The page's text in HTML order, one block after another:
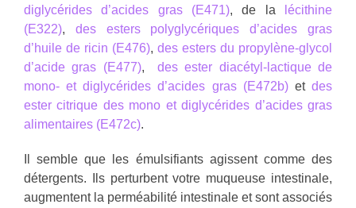
diglycérides d’acides gras (E471), de la
lécithine
(E322), des esters polyglycériques d’acides gras
d’huile de ricin (E476), des esters du propylène-glycol
d’acide gras (E477),des ester diacétyl-lactique de
mono- et diglycérides d’acides gras (E472b)etdes
ester citrique des mono et diglycérides d’acides gras
alimentaires (E472c).
Il semble que les émulsifiants agissent comme des
détergents. Ils perturbent votre muqueuse intestinale,
augmentent la perméabilité intestinale et sont associés